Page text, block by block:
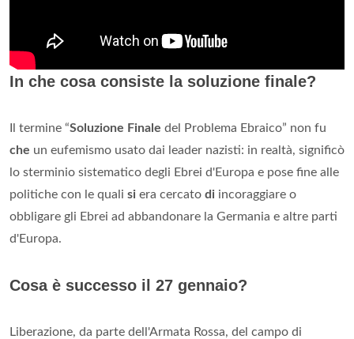
In che cosa consiste la soluzione finale?
Il termine “Soluzione Finale del Problema Ebraico” non fu
che un eufemismo usato dai leader nazisti: in realtà, significò
lo sterminio sistematico degli Ebrei d'Europa e pose fine alle
politiche con le quali si era cercato di incoraggiare o
obbligare gli Ebrei ad abbandonare la Germania e altre parti
d'Europa.
Cosa è successo il 27 gennaio?
Liberazione, da parte dell'Armata Rossa, del campo di